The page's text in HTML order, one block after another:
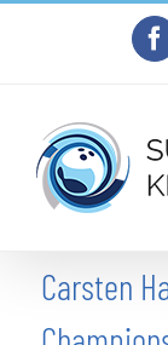
Carsten